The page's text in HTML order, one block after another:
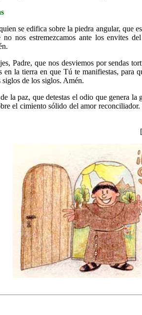
se edifica sobre la piedra angular, que
no nos estremezcamos ante los envites
Padre, que nos desviemos por sendas
en la tierra en que Tú te manifiestas, para
de los siglos. Amén.
la paz, que detestas el odio que genera la
el cimiento sólido del amor
[